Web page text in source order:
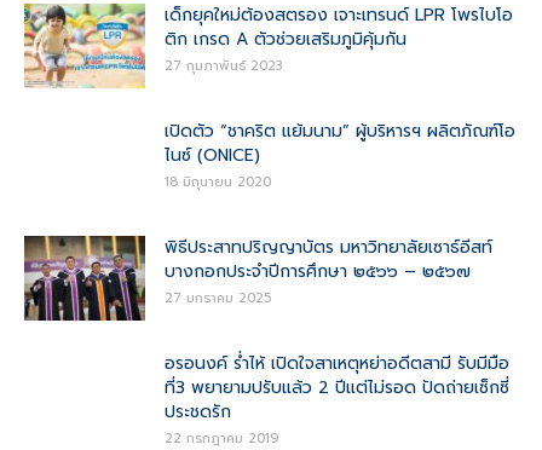
เด็กยุคใหม่ต้องสตรอง เจาะเทรนด์ LPR โพรไบโอ
ติก เกรด A ตัวช่วยเสริมภูมิคุ้มกัน
27 กุมภาพันธ์ 2023
เปิดตัว “ชาคริต แย้มนาม” ผู้บริหารฯ ผลิตภัณฑ์โอ
ไนซ์ (ONICE)
18 มิถุนายน 2020
พิธีประสาทปริญญาบัตร มหาวิทยาลัยเซาธ์อีสท์
บางกอกประจำปีการศึกษา ๒๕๖๖ – ๒๕๖๗
27 มกราคม 2025
อรอนงค์ ร่ำไห้ เปิดใจสาเหตุหย่าอดีตสามี รับมีมือ
ที่3 พยายามปรับแล้ว 2 ปีแต่ไม่รอด ปัดถ่ายเซ็กซี่
ประชดรัก
22 กรกฎาคม 2019